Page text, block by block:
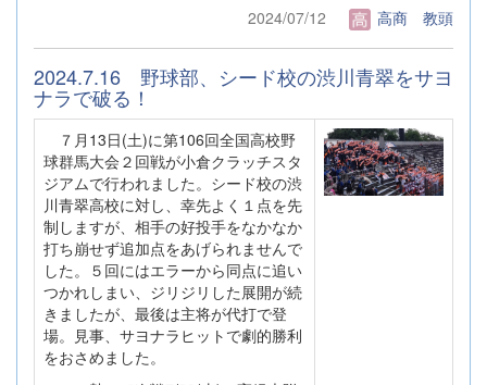
2024/07/12 高商 教頭
2024.7.16 野球部、シード校の渋川青翠をサヨ
ナラで破る！
７月13日(土)に第106回全国高校野
球群馬大会２回戦が小倉クラッチスタ
ジアムで行われました。シード校の渋
川青翠高校に対し、幸先よく１点を先
制しますが、相手の好投手をなかなか
打ち崩せず追加点をあげられませんで
した。５回にはエラーから同点に追い
つかれしまい、ジリジリした展開が続
きましたが、最後は主将が代打で登
場。見事、サヨナラヒットで劇的勝利
をおさめました。